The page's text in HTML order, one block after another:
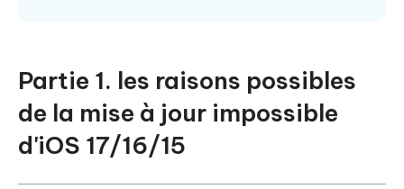
Partie 1. les raisons possibles
de la mise à jour impossible
d'iOS 17/16/15